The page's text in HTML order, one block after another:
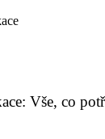
Vše, co